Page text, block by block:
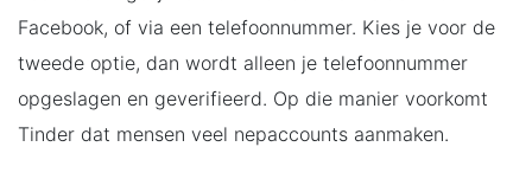
Facebook, of via een telefoonnummer. Kies je voor de
tweede optie, dan wordt alleen je telefoonnummer
opgeslagen en geverifieerd. Op die manier voorkomt
Tinder dat mensen veel nepaccounts aanmaken.